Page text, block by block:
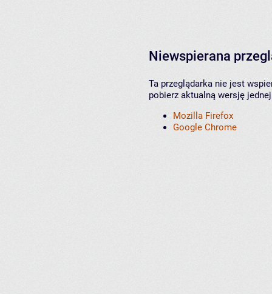
Niewspierana
Ta przeglądarka nie jest
pobierz aktualną wersję
Mozilla Firefox
Google Chrome